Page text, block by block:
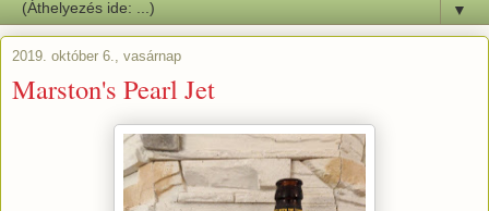
▼
2019. október 6., vasárnap
Marston's Pearl Jet